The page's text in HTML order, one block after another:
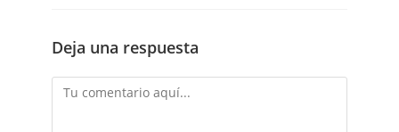
Deja una respuesta